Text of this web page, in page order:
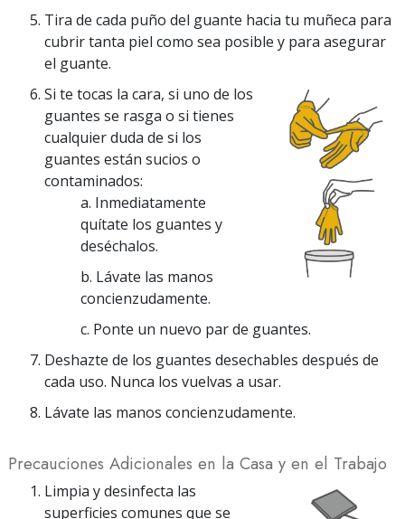
Tira de cada puño del guante hacia tu muñeca para
cubrir tanta piel como sea posible y para asegurar
el guante.
Si te tocas la cara, si uno de los
guantes se rasga o si tienes
cualquier duda de si los
guantes están sucios o
contaminados:
a. Inmediatamente
quítate los guantes y
deséchalos.
b. Lávate las manos
concienzudamente.
c. Ponte un nuevo par de guantes.
Deshazte de los guantes desechables después de
cada uso. Nunca los vuelvas a usar.
Lávate las manos concienzudamente.
Precauciones Adicionales en la Casa y en el Trabajo
Limpia y desinfecta las
superficies comunes que se